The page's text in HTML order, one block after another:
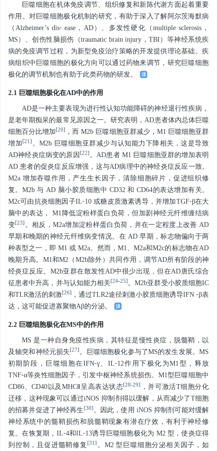
巨噬细胞在机体免疫调节、组织修复和新陈代谢方面起着重要
作用。对巨噬细胞极化机制的研究，有助于深入了解阿尔茨海默病
（Alzheimer’s dis⁃ ease，AD）、多发性硬化（multiple sclerosis，
MS）、创伤性脑损伤（traumatic brain injury，TBI）等神经系统疾
病的免疫调节过程，为新型免疫治疗策略的开发提供理论基础。疾
病组织中巨噬细胞的极化方向可以通过药物来调节，研究巨噬细胞
极化的调节机制也有助于此类药物的研发。
2.1 巨噬细胞极化在AD中的作用
AD是一种主要表现为进行性认知功能障碍的神经退行性疾病，
是老年期痴呆的最常见原因之一。研究表明，AD患者体内总体巨噬
细胞百分比增加[20]
，而 M2b 巨噬细胞亚群减少，M1 巨噬细胞亚群
增加[21] 。M2b 巨噬细胞亚群减少与认知能力下降相关，这是导致
AD神经炎症病变的原因 [22] 。AD患者 M1 巨噬细胞亚群的增加表明
AD 患者的促炎症反应增强，这与AD病理中的神经炎症反应一致。
M2a 增加吞噬作用，产生生长因子，清除细胞碎片，促进组织修
复。M2b 与 AD 脑小胶质细胞中 CD32 和 CD64的表达增加有关。
M2c可由抗炎细胞因子IL⁃10 或糖皮质激素诱导，并增加TGF⁃β在大
脑中的表达， M1降低淀粉样蛋白负荷，但加剧神经元纤维缠结病
变[23] 。相反，M2a增加淀粉样蛋白负荷，并在一定程度上改善 AD
早期和晚期的神经元纤维病变情况。在 AD 早期，标志物偏向于两
种表型之一，即 M1 或 M2a。然而，M1、M2a和M2c的标志物在AD
晚期升高。M1和M2（M2b除外）共同作用，调节AD所有阶段的神
经炎症反应。M2b亚群在散发性AD中很少出现，但在AD唐氏综合
征患者中升高，并与认知能力相关[24-25] 。M2b亚群受小胶质细胞IC
和TLR激活的刺激[26]
，通过TLR2途径刺激小胶质细胞诱导IFN ⁃β表
达，这可能促进寡聚物Aβ的分泌。
2.2 巨噬细胞极化在MS中的作用
MS 是一种自身免疫性疾病，其特征是慢性炎症，脱髓鞘，以
及轴突和神经元损失[27] 。巨噬细胞极化参与了MS的发生发展。MS
初期阶段，巨噬细胞在IFN⁃γ、IL⁃12作用下极化为M1型，释放
TNF⁃α等炎性细胞因子，引发中枢神经系统损伤。M1型巨噬细胞中
CD86、CD40以及MHCⅡ呈高表达状态[28-29]
，并可激活T细胞分化
迁移，这种现象可以通过iNOS 抑制剂得以缓解，从而减少了T细胞
的招募并促进了神经再生 [30] 。因此，使用 iNOS 抑制剂可能对缓解
神经系统中的髓鞘损伤和脱髓鞘现象有潜在疗效，有利于神经修
复。在恢复期，IL⁃4和IL⁃13诱导巨噬细胞极化为 M2 型，使炎症得
到控制，且促进髓鞘修复 [31 ] 。M2 型巨噬细胞分泌相关因子，如